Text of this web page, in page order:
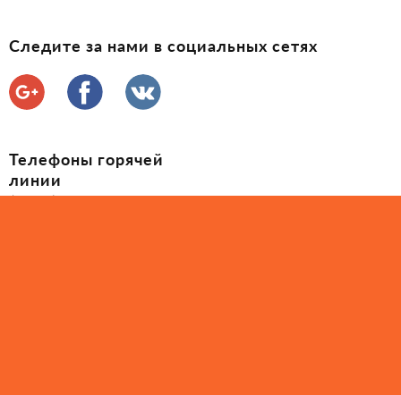
Следите за нами в социальных сетях
Телефоны горячей
линии
(097) 035-60-60